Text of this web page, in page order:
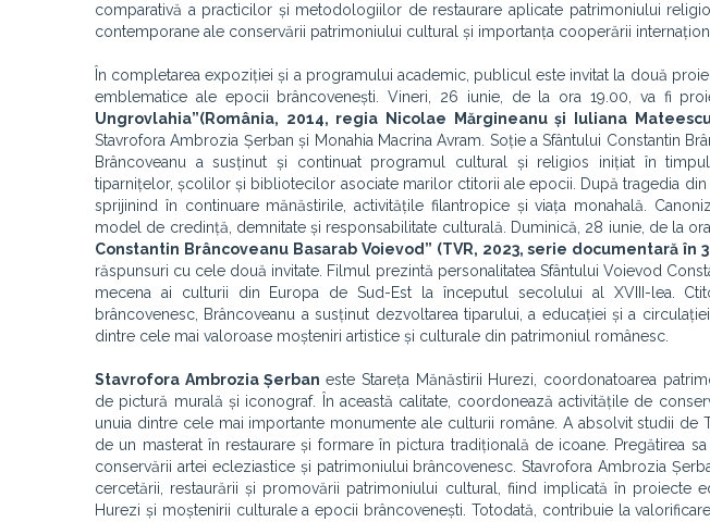
comparativă a practicilor și metodologiilor de restaurare aplicate patrimoniului
contemporane ale conservării patrimoniului cultural și importanța cooperării
În completarea expoziției și a programului academic, publicul este invitat la două
emblematice ale epocii brâncovenești. Vineri, 26 iunie, de la ora 19.00, va fi
Ungrovlahia”(România, 2014, regia Nicolae Mărgineanu și Iuliana
Stavrofora Ambrozia Șerban și Monahia Macrina Avram. Soție a Sfântului Constantin
Brâncoveanu a susținut și continuat programul cultural și religios inițiat în
tiparnițelor, școlilor și bibliotecilor asociate marilor ctitorii ale epocii. După tragedia din
sprijinind în continuare mănăstirile, activitățile filantropice și viața monahală.
model de credință, demnitate și responsabilitate culturală. Duminică, 28 iunie, de la
Constantin Brâncoveanu Basarab Voievod” (TVR, 2023, serie documentară în
răspunsuri cu cele două invitate. Filmul prezintă personalitatea Sfântului Voievod
mecena ai culturii din Europa de Sud-Est la începutul secolului al XVIII-lea.
brâncovenesc, Brâncoveanu a susținut dezvoltarea tiparului, a educației și a
dintre cele mai valoroase moșteniri artistice și culturale din patrimoniul românesc.
Stavrofora Ambrozia Șerbaneste Stareța Mănăstirii Hurezi, coordonatoarea
de pictură murală și iconograf. În această calitate, coordonează activitățile de
unuia dintre cele mai importante monumente ale culturii române. A absolvit studii de
de un masterat în restaurare și formare în pictura tradițională de icoane. Pregătirea
conservării artei ecleziastice și patrimoniului brâncovenesc. Stavrofora Ambrozia
cercetării, restaurării și promovării patrimoniului cultural, fiind implicată în proiecte
Hurezi și moștenirii culturale a epocii brâncovenești. Totodată, contribuie la